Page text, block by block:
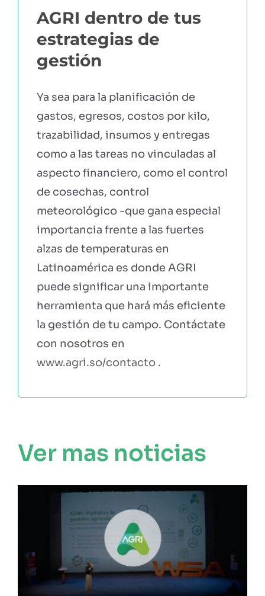
AGRI dentro de tus
estrategias de
gestión
Ya sea para la planificación de
gastos, egresos, costos por kilo,
trazabilidad, insumos y entregas
como a las tareas no vinculadas al
aspecto financiero, como el control
de cosechas, control
meteorológico -que gana especial
importancia frente a las fuertes
alzas de temperaturas en
Latinoamérica es donde AGRI
puede significar una importante
herramienta que hará más eficiente
la gestión de tu campo. Contáctate
con nosotros en
www.agri.so/contacto.
Ver mas noticias